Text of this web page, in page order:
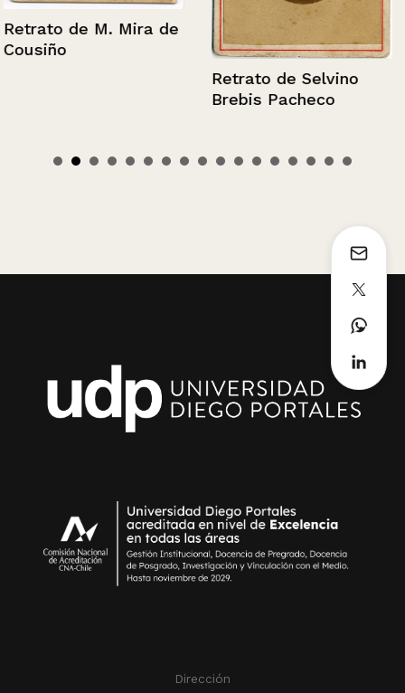
Retrato de M. Mira de
Cousiño
Retrato de Selvino
Brebis Pacheco
Dirección